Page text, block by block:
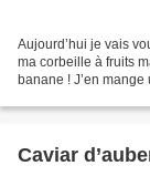
Aujourd’hui je vais
ma corbeille à fruits
banane ! J’en
Caviar